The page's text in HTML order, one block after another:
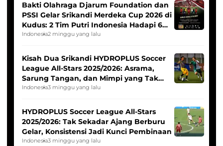
Bakti Olahraga Djarum Foundation dan
PSSI Gelar Srikandi Merdeka Cup 2026 di
Kudus: 2 Tim Putri Indonesia Hadapi 6
Tim Asia
Indonesia2 minggu yang lalu
Kisah Dua Srikandi HYDROPLUS Soccer
League All-Stars 2025/2026: Asrama,
Sarung Tangan, dan Mimpi yang Tak
Pernah Padam
Indonesia3 minggu yang lalu
HYDROPLUS Soccer League All-Stars
2025/2026: Tak Sekadar Ajang Berburu
Gelar, Konsistensi Jadi Kunci Pembinaan
Indonesia3 minggu yang lalu